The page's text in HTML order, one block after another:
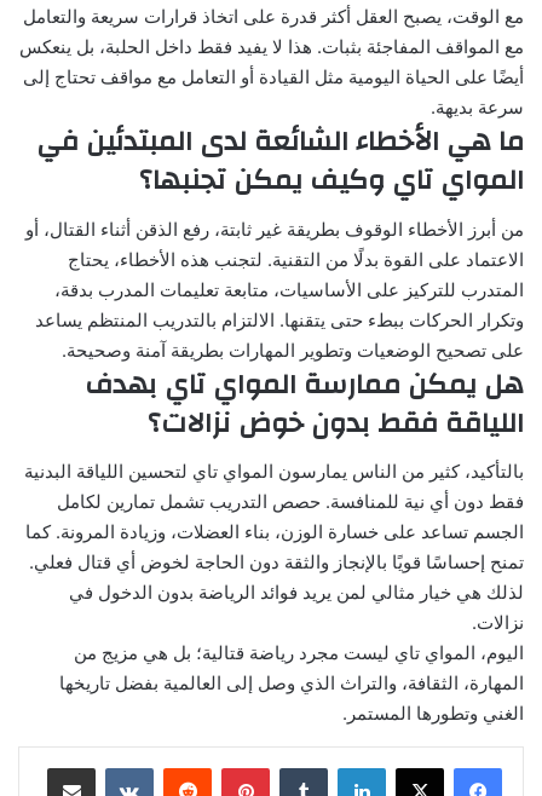
مع الوقت، يصبح العقل أكثر قدرة على اتخاذ قرارات سريعة والتعامل
مع المواقف المفاجئة بثبات. هذا لا يفيد فقط داخل الحلبة، بل ينعكس
أيضًا على الحياة اليومية مثل القيادة أو التعامل مع مواقف تحتاج إلى
سرعة بديهة.
ما هي الأخطاء الشائعة لدى المبتدئين في
المواي تاي وكيف يمكن تجنبها؟
من أبرز الأخطاء الوقوف بطريقة غير ثابتة، رفع الذقن أثناء القتال، أو
الاعتماد على القوة بدلًا من التقنية. لتجنب هذه الأخطاء، يحتاج
المتدرب للتركيز على الأساسيات، متابعة تعليمات المدرب بدقة،
وتكرار الحركات ببطء حتى يتقنها. الالتزام بالتدريب المنتظم يساعد
على تصحيح الوضعيات وتطوير المهارات بطريقة آمنة وصحيحة.
هل يمكن ممارسة المواي تاي بهدف
اللياقة فقط بدون خوض نزالات؟
بالتأكيد، كثير من الناس يمارسون المواي تاي لتحسين اللياقة البدنية
فقط دون أي نية للمنافسة. حصص التدريب تشمل تمارين لكامل
الجسم تساعد على خسارة الوزن، بناء العضلات، وزيادة المرونة. كما
تمنح إحساسًا قويًا بالإنجاز والثقة دون الحاجة لخوض أي قتال فعلي.
لذلك هي خيار مثالي لمن يريد فوائد الرياضة بدون الدخول في
نزالات.
اليوم، المواي تاي ليست مجرد رياضة قتالية؛ بل هي مزيج من
المهارة، الثقافة، والتراث الذي وصل إلى العالمية بفضل تاريخها
الغني وتطورها المستمر.
لينكدإن بينتيريست مشاركة عبر البريد